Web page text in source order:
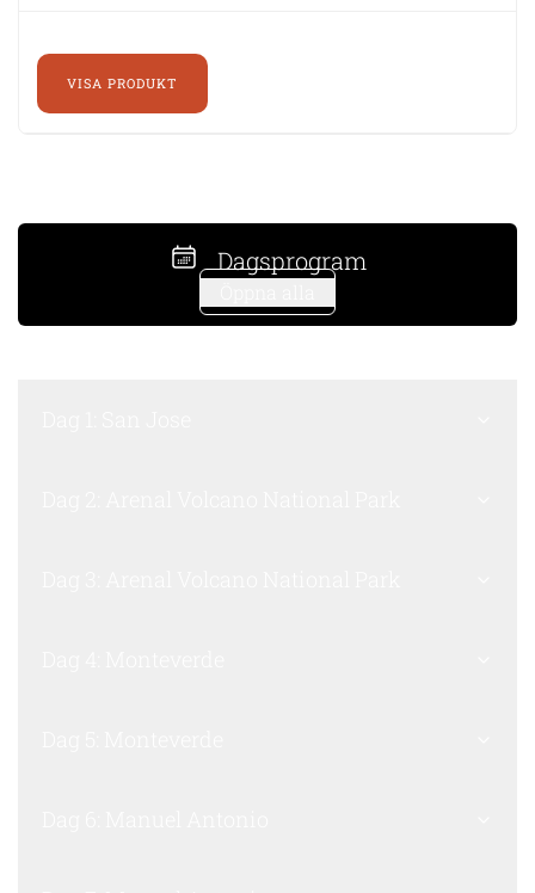
VISA PRODUKT
Dagsprogram